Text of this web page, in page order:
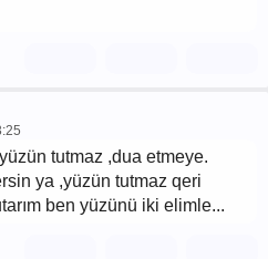
tutmaz ,dua etmeye.
ya ,yüzün tutmaz qeri
ben yüzünü iki elimle...